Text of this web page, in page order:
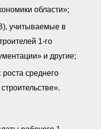
области»;
учитываемые в
1-го
и другие;
среднего